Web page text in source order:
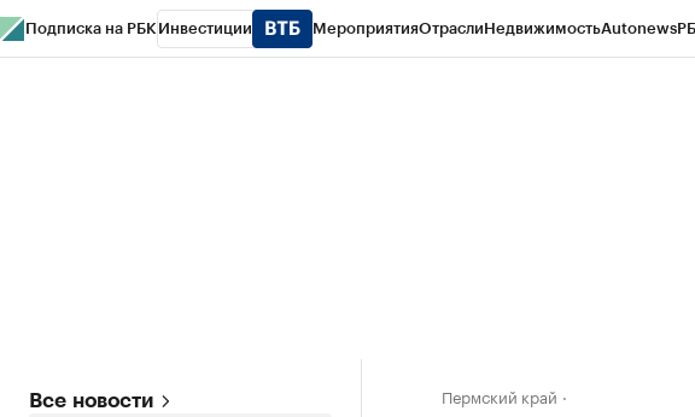
Подписка на РБК Инвестиции МероприятияОтраслиНедвижимостьAutonews
Все новости Пермский край